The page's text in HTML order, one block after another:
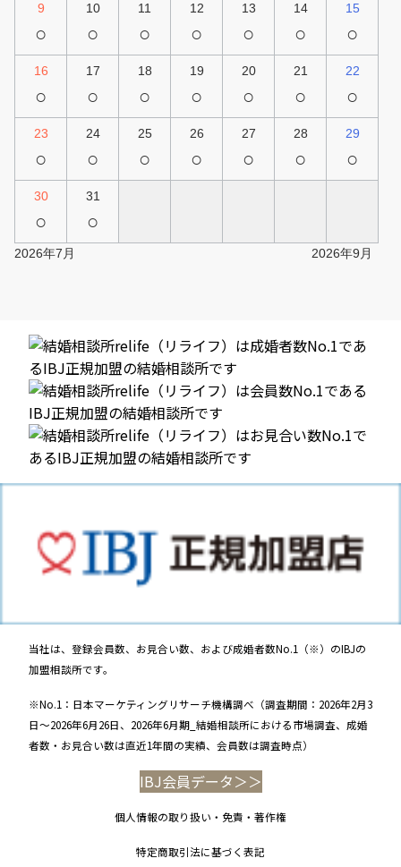
9
○
10
○
11
○
12
○
13
○
14
○
15
○
16
○
17
○
18
○
19
○
20
○
21
○
22
○
23
○
24
○
25
○
26
○
27
○
28
○
29
○
30
○
31
○
2026年7月 2026年9月
当社は、登録会員数、お見合い数、および成婚者数No.1（※）のIBJの
加盟相談所です。
※No.1：日本マーケティングリサーチ機構調べ（調査期間：2026年2月3
日～2026年6月26日、2026年6月期_結婚相談所における市場調査、成婚
者数・お見合い数は直近1年間の実績、会員数は調査時点）
IBJ会員データ＞＞
個人情報の取り扱い・免責・著作権
特定商取引法に基づく表記